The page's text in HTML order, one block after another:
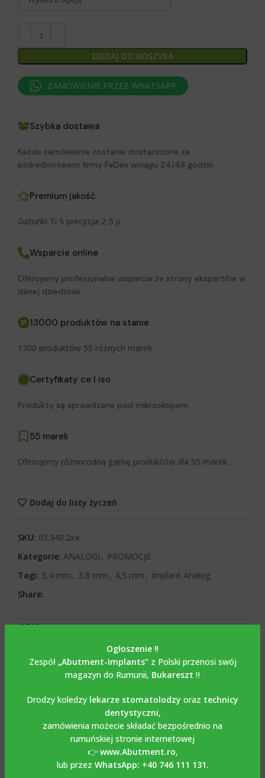
Ogłoszenie ‼️
Zespół „Abutment-Implants”z Polski przenosi swój
magazyn do Rumunii, Bukareszt ‼️
Drodzy koledzy lekarze stomatolodzy oraz technicy
dentystyczni,
zamówienia możecie składać bezpośrednio na
rumuńskiej stronie internetowej
👉 www.Abutment.ro,
lub przez WhatsApp: +40 746 111 131.
DODAJ DO KOSZYKA
ZAMÓWIENIE PRZEZ WHATSAPP
Szybka dostawa
Każde zamówienie zostanie dostarczone za
pośrednictwem firmy FeDex wciągu 24/48 godzin
Premium jakość
Gatunki Ti 5 precyzja 2-5 μ
Wsparcie online
Oferujemy profesjonalne wsparcie ze strony ekspertów w
danej dziedzinie.
13000 produktów na stanie
1300 produktów 55 różnych marek
Certyfikaty ce I iso
Produkty są sprawdzane pod mikroskopem.
55 marek
Oferujemy różnorodną gamę produktów dla 55 marek.
Dodaj do listy życzeń
SKU: 03.340.2xx
Kategorie: ANALOGI , PROMOCJE
Tagi: 3,4 mm , 3,8 mm , 4,5 mm , Implant Analog
Share:
OPIS
Analog implantu / cyfrowy
analog kompatybilny z
BIOMET 3i CERTAIN
Analog implantu / cyfrowy analog kompatybilny z BIOMET
3i CERTAIN ma podwójne zastosowanie i może być